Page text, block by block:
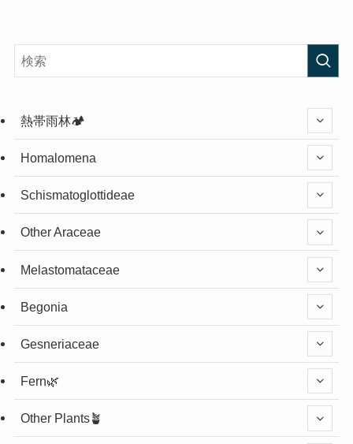
熱帯雨林🏕️
Homalomena
Schismatoglottideae
Other Araceae
Melastomataceae
Begonia
Gesneriaceae
Fern🌿
Other Plants🪴